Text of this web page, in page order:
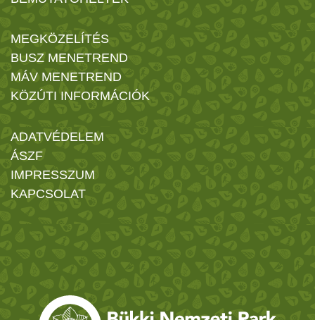
MEGKÖZELÍTÉS
BUSZ MENETREND
MÁV MENETREND
KÖZÚTI INFORMÁCIÓK
ADATVÉDELEM
ÁSZF
IMPRESSZUM
KAPCSOLAT